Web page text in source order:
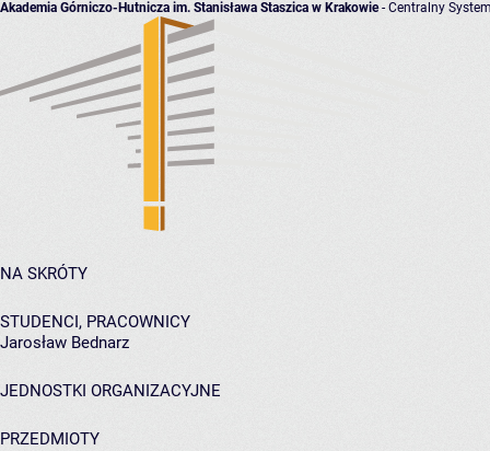
Akademia Górniczo-Hutnicza im. Stanisława Staszica w Krakowie- Centralny
NA SKRÓTY
STUDENCI, PRACOWNICY
Jarosław Bednarz
JEDNOSTKI ORGANIZACYJNE
PRZEDMIOTY